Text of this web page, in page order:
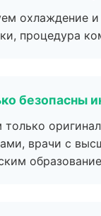
охлаждение и
процедура
безопасны
только
врачи с